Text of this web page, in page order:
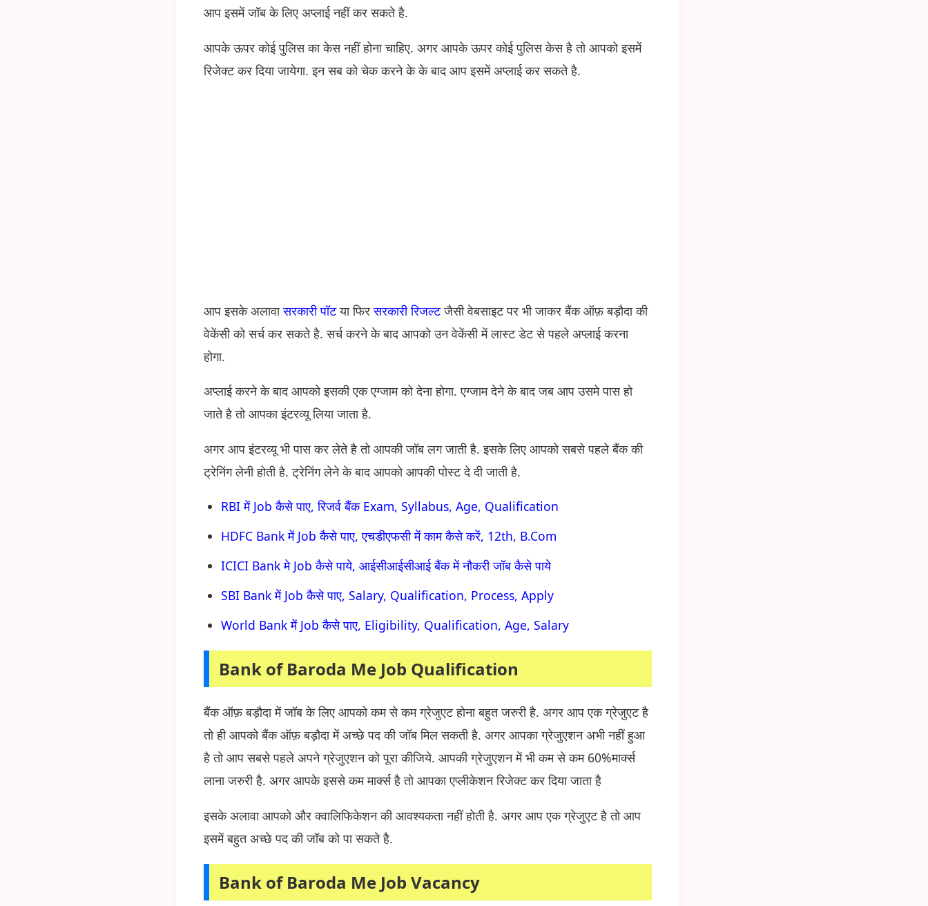
आप इसमें जॉब के लिए अप्लाई नहीं कर सकते है.
आपके ऊपर कोई पुलिस का केस नहीं होना चाहिए. अगर आपके ऊपर कोई पुलिस केस है तो आपको इसमें
रिजेक्ट कर दिया जायेगा. इन सब को चेक करने के के बाद आप इसमें अप्लाई कर सकते है.
आप इसके अलावासरकारी पॉटया फिरसरकारी रिजल्टजैसी वेबसाइट पर भी जाकर बैंक ऑफ़ बड़ौदा की
वेकेंसी को सर्च कर सकते है. सर्च करने के बाद आपको उन वेकेंसी में लास्ट डेट से पहले अप्लाई करना
होगा.
अप्लाई करने के बाद आपको इसकी एक एग्जाम को देना होगा. एग्जाम देने के बाद जब आप उसमे पास हो
जाते है तो आपका इंटरव्यू लिया जाता है.
अगर आप इंटरव्यू भी पास कर लेते है तो आपकी जॉब लग जाती है. इसके लिए आपको सबसे पहले बैंक की
ट्रेनिंग लेनी होती है. ट्रेनिंग लेने के बाद आपको आपकी पोस्ट दे दी जाती है.
RBI में Job कैसे पाए, रिजर्व बैंक Exam, Syllabus, Age, Qualification
HDFC Bank में Job कैसे पाए, एचडीएफसी में काम कैसे करें, 12th, B.Com
ICICI Bank मे Job कैसे पाये, आईसीआईसीआई बैंक में नौकरी जॉब कैसे पाये
SBI Bank में Job कैसे पाए, Salary, Qualification, Process, Apply
World Bank में Job कैसे पाए, Eligibility, Qualification, Age, Salary
Bank of Baroda Me Job Qualification
बैंक ऑफ़ बड़ौदा में जॉब के लिए आपको कम से कम ग्रेजुएट होना बहुत जरुरी है. अगर आप एक ग्रेजुएट है
तो ही आपको बैंक ऑफ़ बड़ौदा में अच्छे पद की जॉब मिल सकती है. अगर आपका ग्रेजुएशन अभी नहीं हुआ
है तो आप सबसे पहले अपने ग्रेजुएशन को पूरा कीजिये. आपकी ग्रेजुएशन में भी कम से कम 60%मार्क्स
लाना जरुरी है. अगर आपके इससे कम मार्क्स है तो आपका एप्लीकेशन रिजेक्ट कर दिया जाता है
इसके अलावा आपको और क्वालिफिकेशन की आवश्यकता नहीं होती है. अगर आप एक ग्रेजुएट है तो आप
इसमें बहुत अच्छे पद की जॉब को पा सकते है.
Bank of Baroda Me Job Vacancy